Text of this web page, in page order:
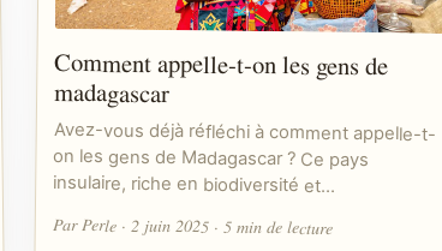
Comment appelle-t-on les gens de
madagascar
Avez-vous déjà réfléchi à comment appelle-t-
on les gens de Madagascar ? Ce pays
insulaire, riche en biodiversité et…
Par Perle · 2 juin 2025 · 5 min de lecture